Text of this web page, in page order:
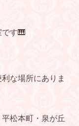
す🎹
な場所にありま
松本町・泉が丘